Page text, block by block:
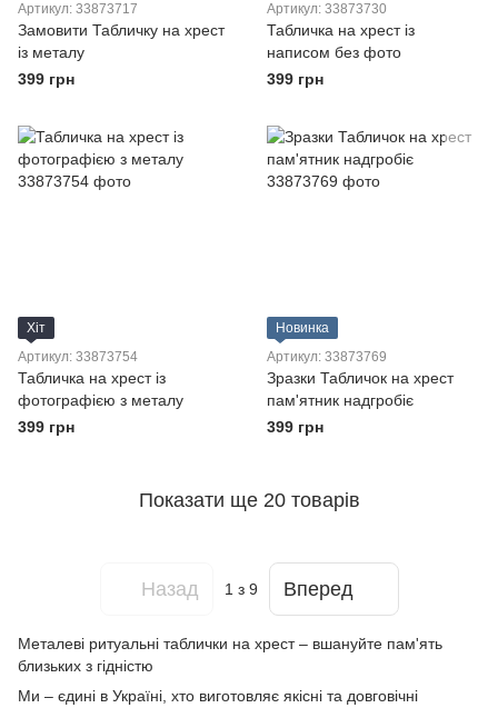
Артикул: 33873717
Замовити Табличку на хрест
із металу
399 грн
Артикул: 33873730
Табличка на хрест із
написом без фото
399 грн
Хіт
Артикул: 33873754
Табличка на хрест із
фотографією з металу
399 грн
Новинка
Артикул: 33873769
Зразки Табличок на хрест
пам'ятник надгробіє
399 грн
Показати ще 20 товарів
Назад 1 з 9 Вперед
Металеві ритуальні таблички на хрест – вшануйте пам'ять
близьких з гідністю
Ми – єдині в Україні, хто виготовляє якісні та довговічні